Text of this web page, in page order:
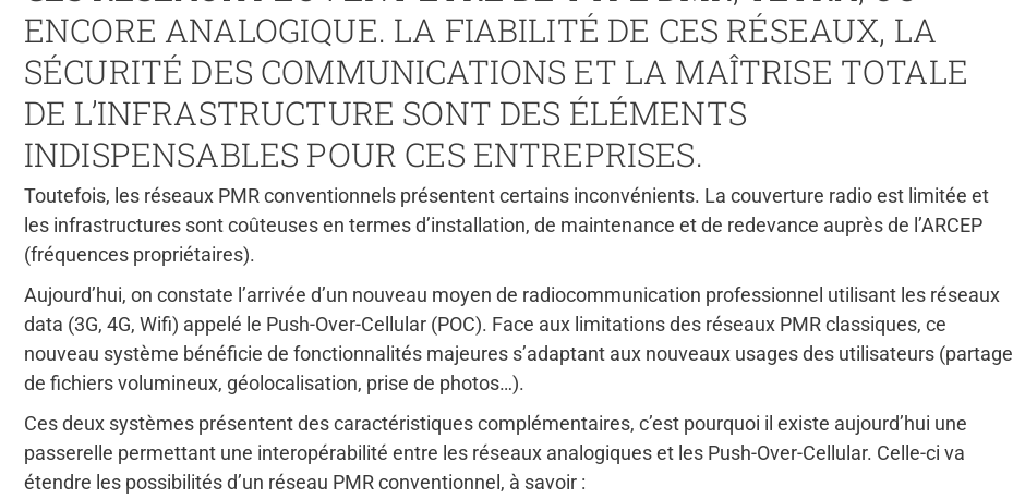
ENCORE ANALOGIQUE. LA FIABILITÉ DE CES RÉSEAUX, LA
SÉCURITÉ DES COMMUNICATIONS ET LA MAÎTRISE TOTALE
DE L’INFRASTRUCTURE SONT DES ÉLÉMENTS
INDISPENSABLES POUR CES ENTREPRISES.
Toutefois, les réseaux PMR conventionnels présentent certains inconvénients. La couverture radio est limitée et
les infrastructures sont coûteuses en termes d’installation, de maintenance et de redevance auprès de l’ARCEP
(fréquences propriétaires).
Aujourd’hui, on constate l’arrivée d’un nouveau moyen de radiocommunication professionnel utilisant les réseaux
data (3G, 4G, Wifi) appelé le Push-Over-Cellular (POC). Face aux limitations des réseaux PMR classiques, ce
nouveau système bénéficie de fonctionnalités majeures s’adaptant aux nouveaux usages des utilisateurs (partage
de fichiers volumineux, géolocalisation, prise de photos…).
Ces deux systèmes présentent des caractéristiques complémentaires, c’est pourquoi il existe aujourd’hui une
passerelle permettant une interopérabilité entre les réseaux analogiques et les Push-Over-Cellular. Celle-ci va
étendre les possibilités d’un réseau PMR conventionnel, à savoir :